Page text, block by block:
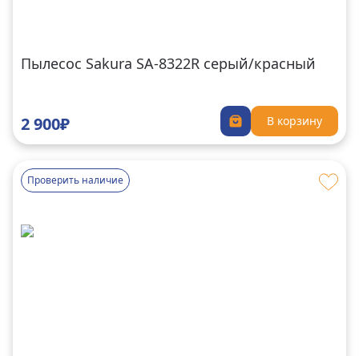
Пылесос Sakura SA-8322R серый/красный
2 900₽ В корзину
Проверить наличие